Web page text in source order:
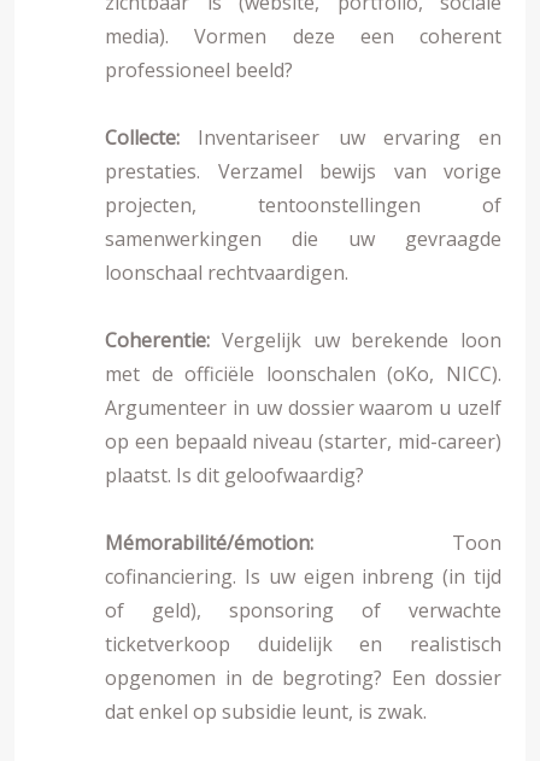
media). Vormen deze een coherent
professioneel beeld?
Collecte: Inventariseer uw ervaring en
prestaties. Verzamel bewijs van vorige
projecten, tentoonstellingen of
samenwerkingen die uw gevraagde
loonschaal rechtvaardigen.
Coherentie: Vergelijk uw berekende loon
met de officiële loonschalen (oKo, NICC).
Argumenteer in uw dossier waarom u uzelf
op een bepaald niveau (starter, mid-career)
plaatst. Is dit geloofwaardig?
Mémorabilité/émotion: Toon
cofinanciering. Is uw eigen inbreng (in tijd
of geld), sponsoring of verwachte
ticketverkoop duidelijk en realistisch
opgenomen in de begroting? Een dossier
dat enkel op subsidie leunt, is zwak.